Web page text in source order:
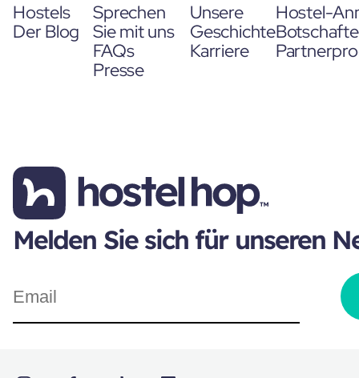
Hostels
Der Blog
Sprechen
Sie mit uns
FAQs
Presse
Unsere
Geschichte
Karriere
Hostel-
Melden Sie sich für unseren